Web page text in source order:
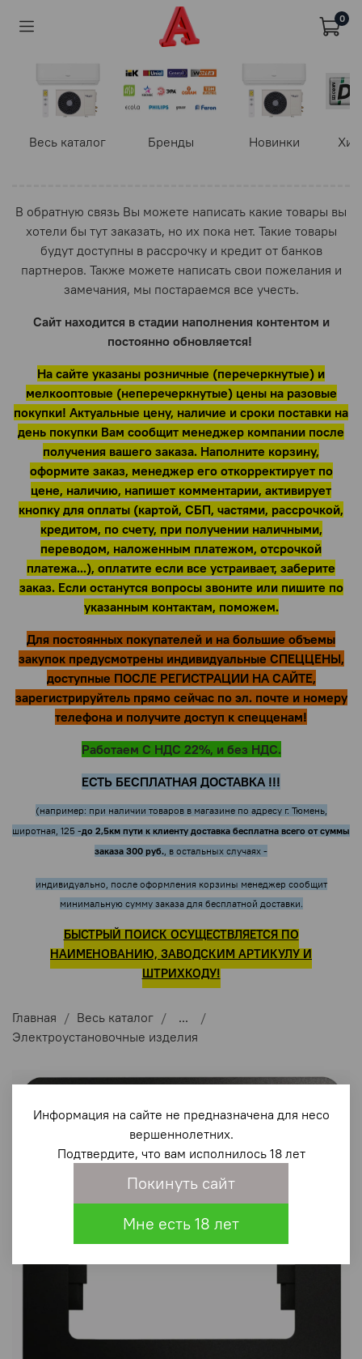
0
Весь каталог Бренды Новинки
В обратную связь Вы можете написать какие товары вы
хотели бы тут заказать, но их пока нет. Такие товары
будут доступны в рассрочку и кредит от банков
партнеров. Также можете написать свои пожелания и
замечания, мы постараемся все учесть.
Сайт находится в стадии наполнения контентом и
постоянно обновляется!
На сайте указаны розничные (перечеркнутые) и
мелкооптовые (неперечеркнутые) цены на разовые
покупки! Актуальные цену, наличие и сроки поставки на
день покупки Вам сообщит менеджер компании после
получения вашего заказа. Наполните корзину,
оформите заказ, менеджер его откорректирует по
цене, наличию, напишет комментарии, активирует
кнопку для оплаты (картой, СБП, частями, рассрочкой,
кредитом, по счету, при получении наличными,
переводом, наложенным платежом, отсрочкой
платежа...), оплатите если все устраивает, заберите
заказ. Если останутся вопросы звоните или пишите по
указанным контактам, поможем.
Для постоянных покупателей и на большие объемы
закупок предусмотрены индивидуальные СПЕЦЦЕНЫ,
доступные ПОСЛЕ РЕГИСТРАЦИИ НА САЙТЕ,
зарегистрируйтель прямо сейчас по эл. почте и номеру
телефона и получите доступ к спецценам!
Работаем С НДС 22%, и без НДС.
ЕСТЬ БЕСПЛАТНАЯ ДОСТАВКА !!!
(например: при наличии товаров в магазине по адресу г. Тюмень,
широтная, 125 -до 2,5км пути к клиенту доставка бесплатна всего от суммы
заказа 300 руб., в остальных случаях -
индивидуально, после оформления корзины менеджер сообщит
минимальную сумму заказа для бесплатной доставки.
БЫСТРЫЙ ПОИСК ОСУЩЕСТВЛЯЕТСЯ ПО
НАИМЕНОВАНИЮ, ЗАВОДСКИМ АРТИКУЛУ И
ШТРИХКОДУ!
Главная Весь каталог
...
Электроустановочные изделия
Информация на сайте не предназначена для несо
вершеннолетних.
Подтвердите, что вам исполнилось 18 лет
Покинуть сайт
Мне есть 18 лет